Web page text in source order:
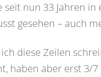
seit nun 33 Jahren
gesehen – auch
diese Zeilen
haben aber erst 3/